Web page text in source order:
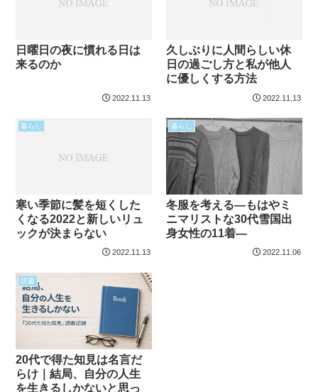
日曜日の夜に慣れる日は
来るのか
2022.11.13
久しぶりに人間らしい休
日の過ごし方と私が他人
に優しくする方法
2022.11.13
暮らし
寒い季節に髪を短くした
くなる2022と新しいリュ
ックが決まらない
2022.11.13
暮らし
冬服を考える―もはやミ
ニマリストな30代雪国出
身女性の11着―
2022.11.06
読書
20代で得た知見は名言だ
らけ｜結局、自分の人生
を生きるしかないと思っ